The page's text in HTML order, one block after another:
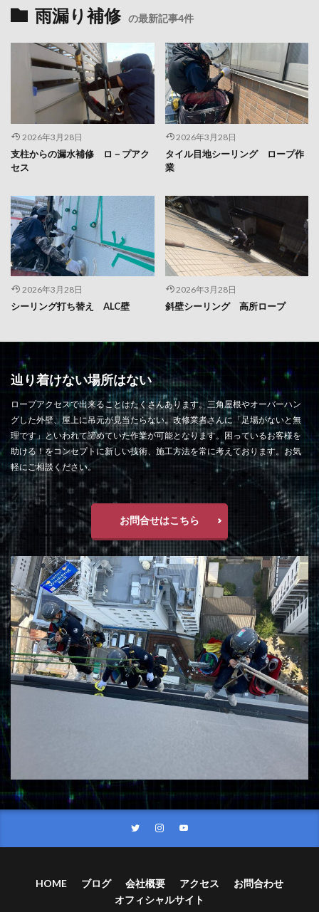
雨漏り補修 の最新記事4件
2026年3月28日
支柱からの漏水補修 ロ－プアク
セス
2026年3月28日
タイル目地シーリング ロープ作
業
2026年3月28日
シーリング打ち替え ALC壁
2026年3月28日
斜壁シーリング 高所ロープ
辿り着けない場所はない
ロープアクセスで出来ることはたくさんあります。三角屋根やオーバーハン
グした外壁、屋上に吊元が見当たらない。改修業者さんに「足場がないと無
理です」といわれて諦めていた作業が可能となります。困っているお客様を
助ける！をコンセプトに新しい技術、施工方法を常に考えております。お気
軽にご相談ください。
お問合せはこちら
HOME ブログ 会社概要 アクセス
お問合わせ
オフィシャルサイト